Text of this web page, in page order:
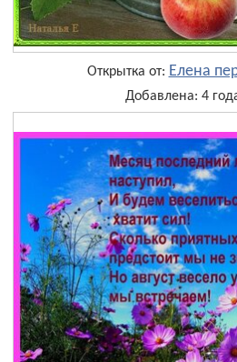
Открытка от: Елена
Добавлена: 4